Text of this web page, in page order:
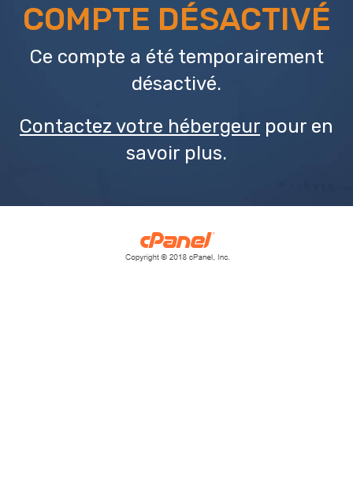
COMPTE DÉSACTIVÉ
Ce compte a été temporairement
désactivé.
Contactez votre hébergeur pour en
savoir plus.